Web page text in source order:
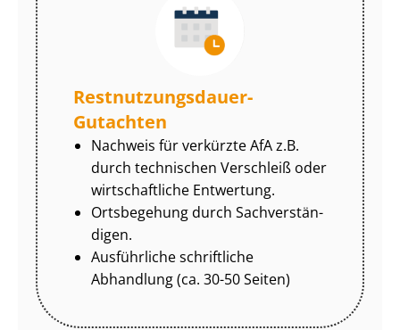
Rest­nut­zungs­dau­er-
Gutachten
Nachweis für verkürzte AfA z.B.
durch technischen Verschleiß oder
wirtschaftliche Entwertung.
Ortsbegehung durch Sach­ver­stän­
di­gen.
Ausführliche schriftliche
Abhandlung (ca. 30-50 Seiten)